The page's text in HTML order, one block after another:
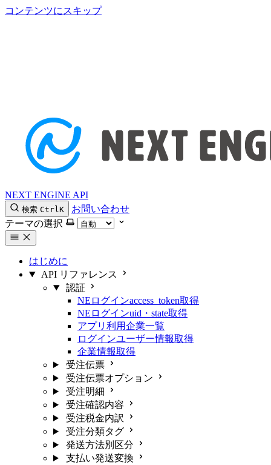
コンテンツにスキップ
NEXT ENGINE API
検索 CtrlK
お問い合わせ
テーマの選択
はじめに
API リファレンス
認証
NEログインaccess_token取得
NEログインuid・state取得
アプリ利用企業一覧
ログインユーザー情報取得
企業情報取得
受注伝票
受注伝票オプション
受注明細
受注確認内容
受注税金内訳
受注分類タグ
発送方法別区分
支払い発送変換